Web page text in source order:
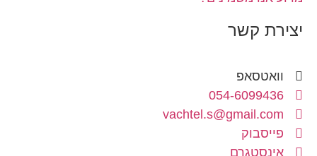
יצירת קשר
וואטסאפ
054-6099436
vachtel.s@gmail.com
פייסבוק
אינסטגרם